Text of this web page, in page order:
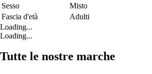
Sesso
Misto
Fascia d'età
Adulti
Loading...
Loading...
Tutte le nostre marche